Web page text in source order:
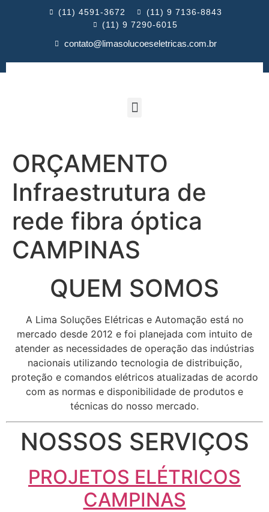
(11) 4591-3672
(11) 9 7136-8843
(11) 9 7290-6015
contato@limasolucoeseletricas.com.br
ORÇAMENTO
Infraestrutura de
rede fibra óptica
CAMPINAS
QUEM SOMOS
A Lima Soluções Elétricas e Automação está no
mercado desde 2012 e foi planejada com intuito de
atender as necessidades de operação das indústrias
nacionais utilizando tecnologia de distribuição,
proteção e comandos elétricos atualizadas de acordo
com as normas e disponibilidade de produtos e
técnicas do nosso mercado.
NOSSOS SERVIÇOS
PROJETOS ELÉTRICOS
CAMPINAS